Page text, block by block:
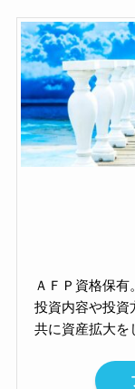
ＡＦＰ資格保有
投資内容や投資
共に資産拡大を